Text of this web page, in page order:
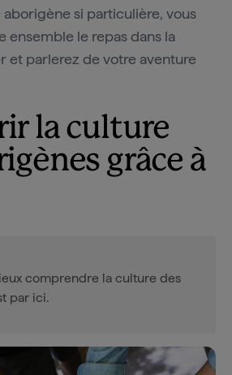
si particulière, vous
ensemble le repas dans la
et parlerez de votre aventure
la culture
grâce à
comprendre la culture des
par ici.